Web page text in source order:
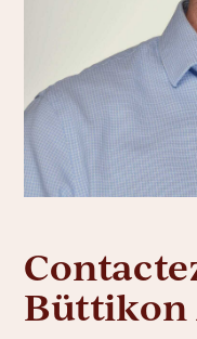
Büttikon